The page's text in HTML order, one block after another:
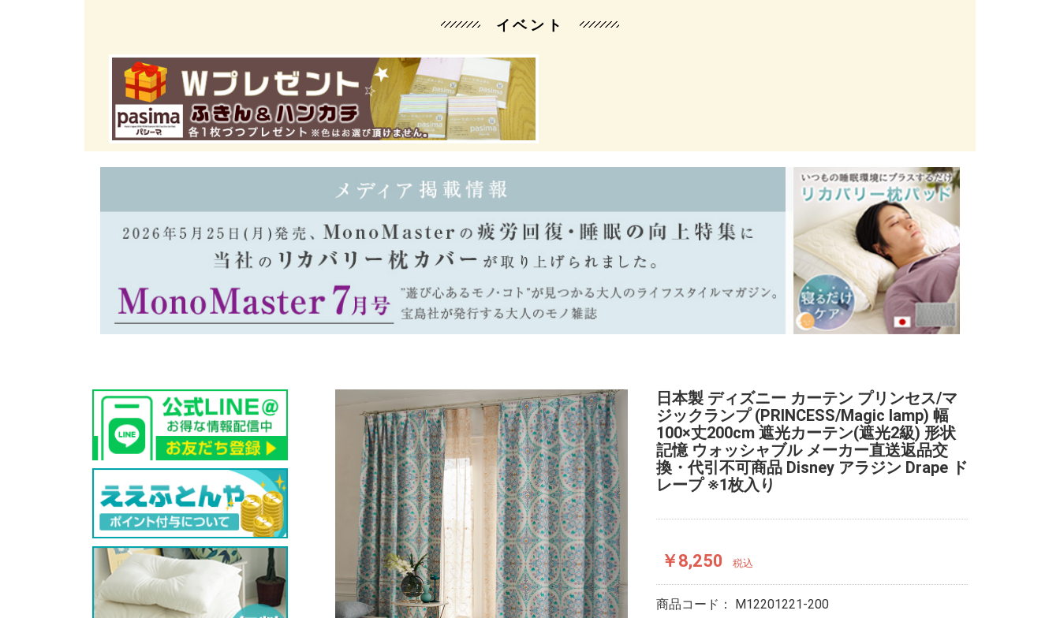
イベント
日本製 ディズニー カーテン プリンセス/マ
ジックランプ (PRINCESS/Magic lamp) 幅
100×丈200cm 遮光カーテン(遮光2級) 形状
記憶 ウォッシャブル メーカー直送返品交
換・代引不可商品 Disney アラジン Drape ド
レープ ※1枚入り
￥8,250 税込
商品コード： M12201221-200